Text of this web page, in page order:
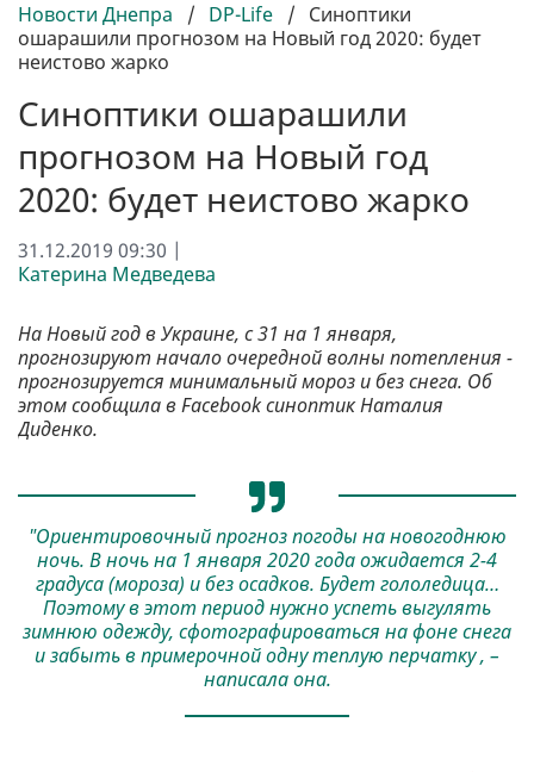
Новости Днепра / DP-Life / Синоптики
ошарашили прогнозом на Новый год 2020: будет
неистово жарко
Синоптики ошарашили
прогнозом на Новый год
2020: будет неистово жарко
31.12.2019 09:30 |
Катерина Медведева
На Новый год в Украине, с 31 на 1 января,
прогнозируют начало очередной волны потепления -
прогнозируется минимальный мороз и без снега. Об
этом сообщила в Facebook синоптик Наталия
Диденко.
"Ориентировочный прогноз погоды на новогоднюю
ночь. В ночь на 1 января 2020 года ожидается 2-4
градуса (мороза) и без осадков. Будет гололедица…
Поэтому в этот период нужно успеть выгулять
зимнюю одежду, сфотографироваться на фоне снега
и забыть в примерочной одну теплую перчатку , –
написала она.